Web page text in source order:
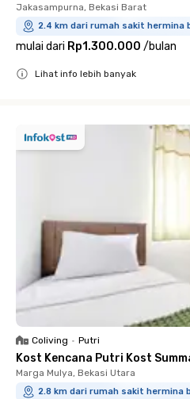
Jakasampurna, Bekasi Barat
2.4 km dari rumah sakit hermina
mulai dari Rp1.300.000 /bulan
Lihat info lebih banyak
Coliving • Putri
Kost Kencana Putri Kost
Marga Mulya, Bekasi Utara
2.8 km dari rumah sakit hermina